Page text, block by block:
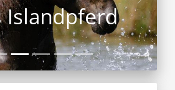
Islandpferd